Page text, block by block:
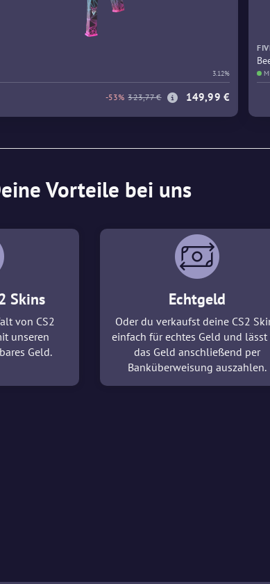
3.12%
-53% 323,77 € 149,99 €
Vorteile bei uns
Skins
von CS2
unseren
Geld.
Echtgeld
Oder du verkaufst deine CS2
einfach für echtes Geld und
das Geld anschließend per
Banküberweisung auszahlen.